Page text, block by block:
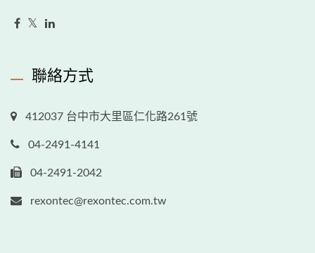
聯絡方式
412037 台中市大里區仁化路261號
04-2491-4141
04-2491-2042
rexontec@rexontec.com.tw